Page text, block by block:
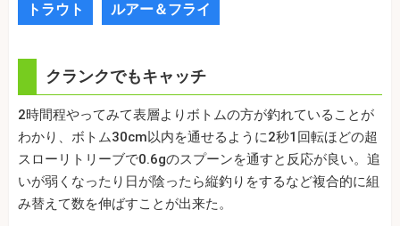
トラウト ルアー＆フライ
クランクでもキャッチ
2時間程やってみて表層よりボトムの方が釣れていることが
わかり、ボトム30cm以内を通せるように2秒1回転ほどの超
スローリトリーブで0.6gのスプーンを通すと反応が良い。追
いが弱くなったり日が陰ったら縦釣りをするなど複合的に組
み替えて数を伸ばすことが出来た。